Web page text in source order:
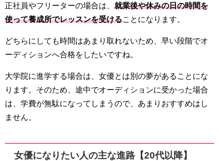
正社員やフリーターの場合は、 就業後や休みの日の時間を
使って養成所でレッスンを受ける ことになります。
どちらにしても時間はあまり取れないため、早い段階でオ
ーディションへ合格をしたいですね。
大学院に進学する場合は、女優とは別の夢があることにな
ります。そのため、途中でオーディションに受かった場合
は、学費が無駄になってしまうので、あまりおすすめはし
ません。
女優になりたい人の主な進路【20代以降】